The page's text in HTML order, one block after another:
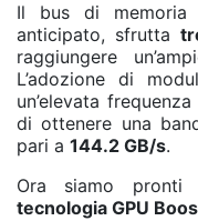
Il bus di
anticipato, sfrutta
raggiungere
L’adozione di
un’elevata
di ottenere una
pari a 144.2 GB/s.
Ora siamo pronti
tecnologia GPU